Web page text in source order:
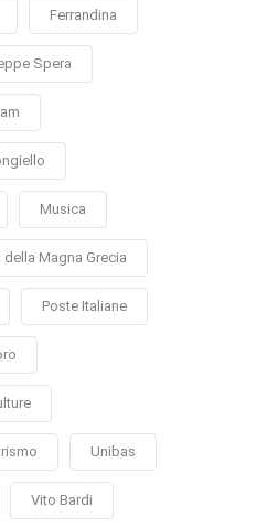
Ferrandina
Spera
Musica
della Magna Grecia
Poste Italiane
Unibas
Vito Bardi